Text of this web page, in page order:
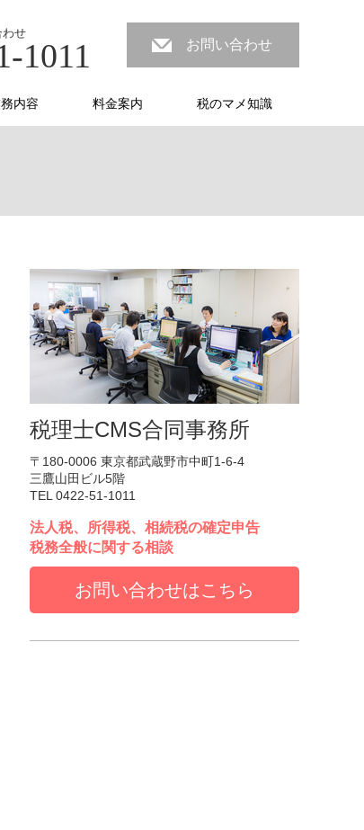
わせ
1011 お問い合わせ
内容 料金案内 税のマメ知識
税理士CMS合同事務所
〒180-0006 東京都武蔵野市中町1-6-4
三鷹山田ビル5階
TEL 0422-51-1011
法人税、所得税、相続税の確定申告
税務全般に関する相談
お問い合わせはこちら